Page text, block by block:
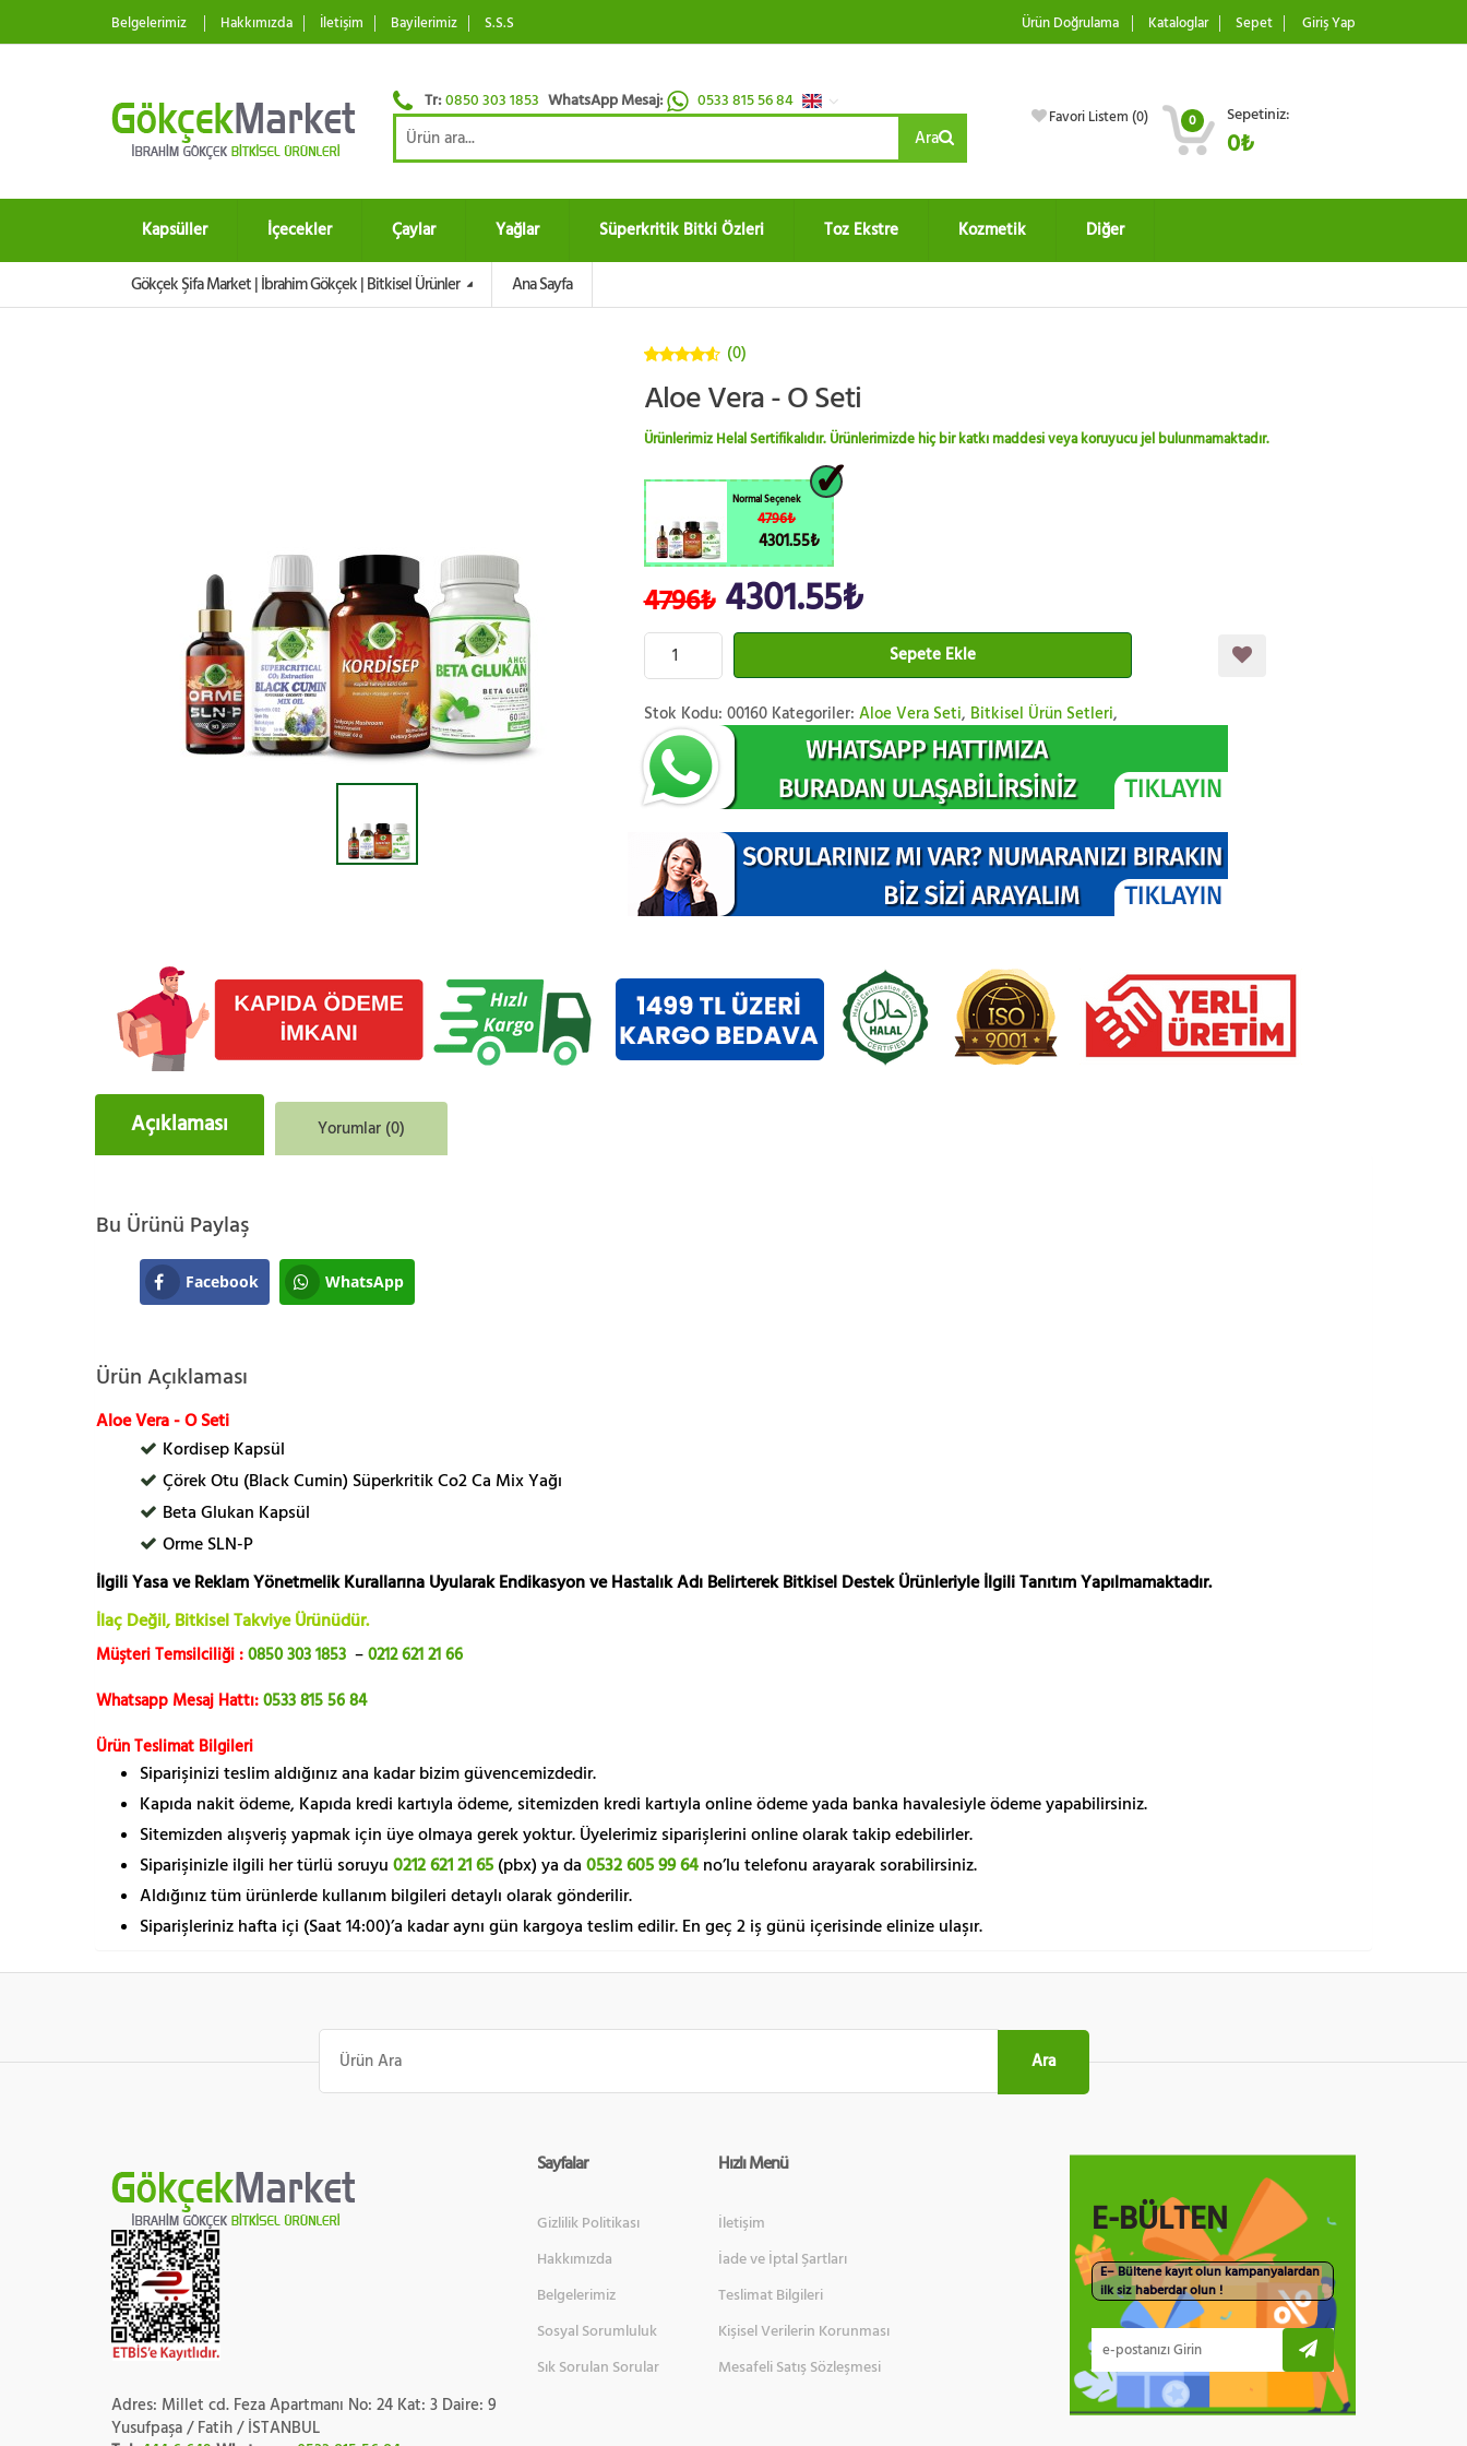
Belgelerimiz Hakkımızda İletişim Bayilerimiz S.S.S Ürün Doğrulama Kataloglar Sepet Giriş Yap
Tr:0850 303 1853 WhatsApp Mesaj: 0533 815 56 84
Ara
Favori Listem (0) 0 Sepetiniz:
0₺
Kapsüller İçecekler Çaylar Yağlar Süperkritik Bitki Özleri Toz Ekstre Kozmetik Diğer
Gökçek Şifa Market | İbrahim Gökçek | Bitkisel Ürünler Ana Sayfa
üzerinden
(0)
Aloe Vera - O Seti
Ürünlerimiz Helal Sertifikalıdır. Ürünlerimizde hiç bir katkı maddesi veya koruyucu jel bulunmamaktadır.
Normal Seçenek
4796₺
4301.55₺
4796₺4301.55₺
Sepete Ekle
Stok Kodu: 00160 Kategoriler: Aloe Vera Seti, Bitkisel Ürün Setleri,
Açıklaması Yorumlar (0)
Bu Ürünü Paylaş
Facebook WhatsApp
Ürün Açıklaması
Aloe Vera - O Seti
Kordisep Kapsül
Çörek Otu (Black Cumin) Süperkritik Co2 Ca Mix Yağı
Beta Glukan Kapsül
Orme SLN-P
İlgili Yasa ve Reklam Yönetmelik Kurallarına Uyularak Endikasyon ve Hastalık Adı Belirterek Bitkisel Destek Ürünleriyle İlgili Tanıtım Yapılmamaktadır.
İlaç Değil, Bitkisel Takviye Ürünüdür.
Müşteri Temsilciliği :0850 303 1853 –0212 621 21 66
Whatsapp Mesaj Hattı:0533 815 56 84
Ürün Teslimat Bilgileri
Siparişinizi teslim aldığınız ana kadar bizim güvencemizdedir.
Kapıda nakit ödeme, Kapıda kredi kartıyla ödeme, sitemizden kredi kartıyla online ödeme yada banka havalesiyle ödeme yapabilirsiniz.
Sitemizden alışveriş yapmak için üye olmaya gerek yoktur. Üyelerimiz siparişlerini online olarak takip edebilirler.
Siparişinizle ilgili her türlü soruyu 0212 621 21 65 (pbx) ya da 0532 605 99 64 no’lu telefonu arayarak sorabilirsiniz.
Aldığınız tüm ürünlerde kullanım bilgileri detaylı olarak gönderilir.
Siparişleriniz hafta içi (Saat 14:00)’a kadar aynı gün kargoya teslim edilir. En geç 2 iş günü içerisinde elinize ulaşır.
Ara:
Ara
Adres: Millet cd. Feza Apartmanı No: 24 Kat: 3 Daire: 9
Yusufpaşa / Fatih / İSTANBUL
Sayfalar
Gizlilik Politikası
Hakkımızda
Belgelerimiz
Sosyal Sorumluluk
Sık Sorulan Sorular
Hızlı Menü
İletişim
İade ve İptal Şartları
Teslimat Bilgileri
Kişisel Verilerin Korunması
Mesafeli Satış Sözleşmesi
E-BÜLTEN
E– Bültene kayıt olun kampanyalardan
ilk siz haberdar olun !